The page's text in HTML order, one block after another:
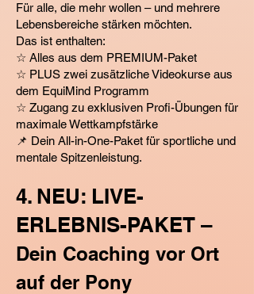
Für alle, die mehr wollen – und mehrere
Lebensbereiche stärken möchten.
Das ist enthalten:
☆ Alles aus dem PREMIUM-Paket
☆ PLUS zwei zusätzliche Videokurse aus
dem EquiMind Programm
☆ Zugang zu exklusiven Profi-Übungen für
maximale Wettkampfstärke
📌 Dein All-in-One-Paket für sportliche und
mentale Spitzenleistung.
4. NEU: LIVE-
ERLEBNIS-PAKET –
Dein Coaching vor Ort
auf der Pony